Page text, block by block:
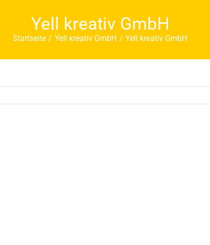
Yell kreativ GmbH
Startseite Yell kreativ GmbH Yell kreativ GmbH